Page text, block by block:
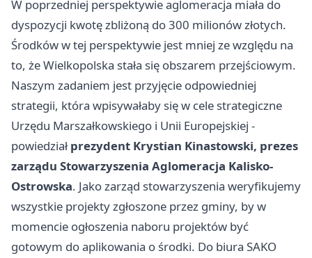
W poprzedniej perspektywie aglomeracja miała do
dyspozycji kwotę zbliżoną do 300 milionów złotych.
Środków w tej perspektywie jest mniej ze względu na
to, że Wielkopolska stała się obszarem przejściowym.
Naszym zadaniem jest przyjęcie odpowiedniej
strategii, która wpisywałaby się w cele strategiczne
Urzędu Marszałkowskiego i Unii Europejskiej -
powiedziałprezydent Krystian Kinastowski, prezes
zarządu Stowarzyszenia Aglomeracja Kalisko-
Ostrowska. Jako zarząd stowarzyszenia weryfikujemy
wszystkie projekty zgłoszone przez gminy, by w
momencie ogłoszenia naboru projektów być
gotowym do aplikowania o środki. Do biura SAKO